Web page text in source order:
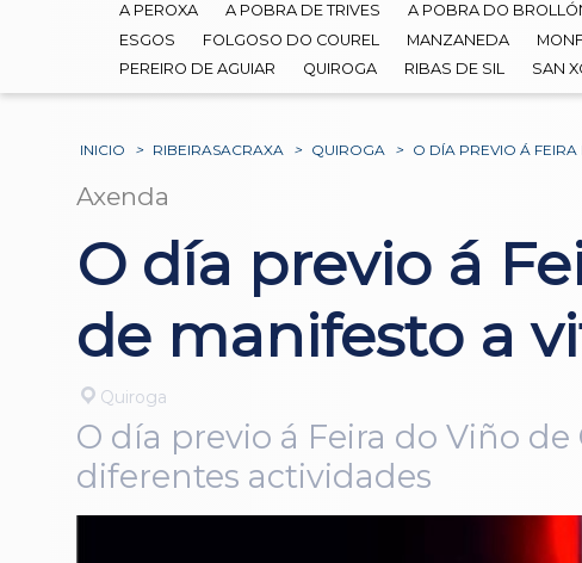
A PEROXA A POBRA DE TRIVES A POBRA DO
ESGOS
FOLGOSO DO COUREL MANZANEDA
PEREIRO DE AGUIAR
QUIROGA RIBAS DE SIL SAN
INICIO > RIBEIRASACRAXA > QUIROGA > O DÍA PREVIO Á
Axenda
O día previo á
de manifesto a
Quiroga
O día previo á Feira do Viño
diferentes actividades